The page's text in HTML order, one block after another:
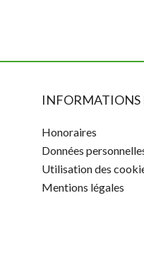
INFORMATIONS
Honoraires
Données
Utilisation des
Mentions légales